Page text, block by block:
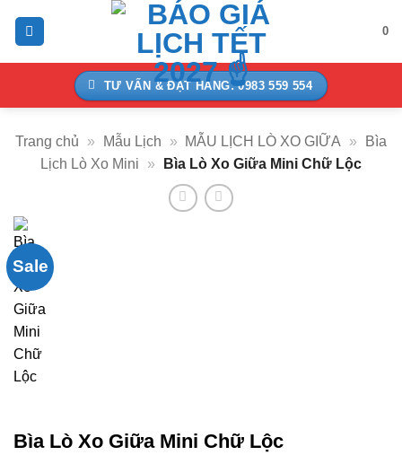
0
TƯ VẤN & ĐẶT HÀNG: 0983 559 554
Trang chủ » Mẫu Lịch » MẪU LỊCH LÒ XO GIỮA »
Bìa
Lịch Lò Xo Mini
» Bìa Lò Xo Giữa Mini Chữ Lộc
Sale
Bìa Lò Xo Giữa Mini Chữ Lộc